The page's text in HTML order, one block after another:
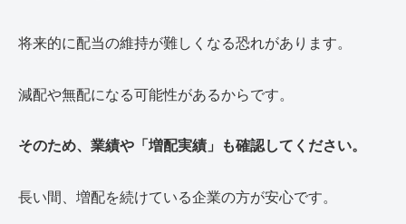
将来的に配当の維持が難しくなる恐れがあります。
減配や無配になる可能性があるからです。
そのため、業績や「増配実績」も確認してください。
長い間、増配を続けている企業の方が安心です。